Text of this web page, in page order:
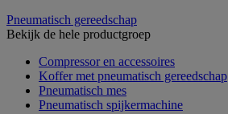
Pneumatisch gereedschap
Bekijk de hele productgroep
Compressor en accessoires
Koffer met pneumatisch gereedschap
Pneumatisch mes
Pneumatisch spijkermachine